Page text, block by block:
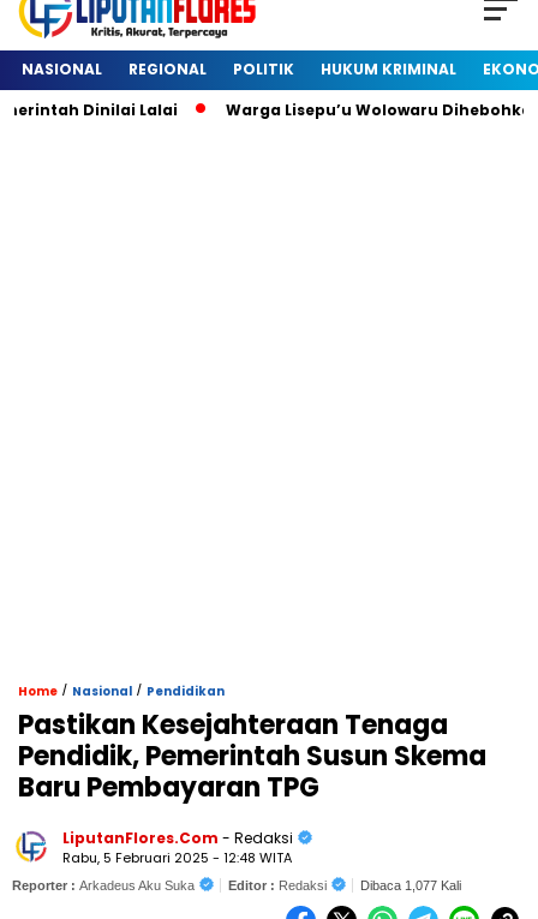
NASIONAL REGIONAL POLITIK HUKUM KRIMINAL
Dinilai Lalai
Warga Lisepu’u Wolowaru Dihebohkan
Home / Nasional / Pendidikan
Pastikan Kesejahteraan Tenaga
Pendidik, Pemerintah Susun Skema
Baru Pembayaran TPG
LiputanFlores.Com - Redaksi
Rabu, 5 Februari 2025 - 12:48 WITA
Reporter : Arkadeus Aku Suka Editor : Redaksi Dibaca 1,077 Kali